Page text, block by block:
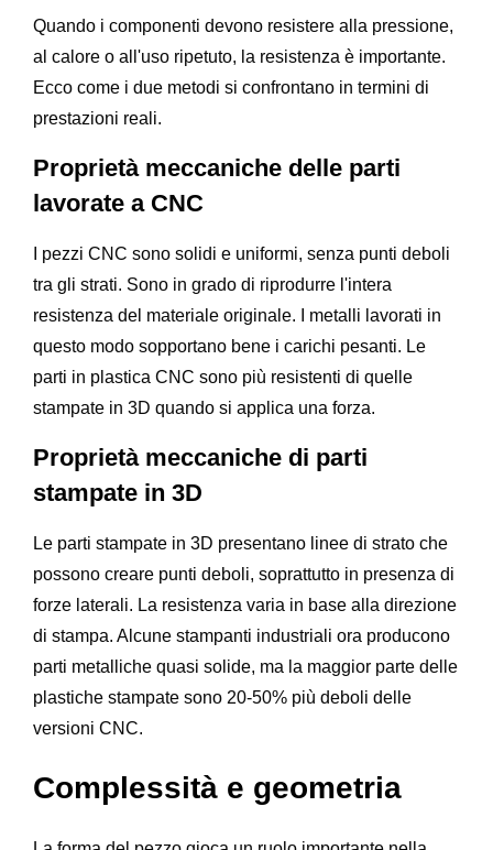
Quando i componenti devono resistere alla pressione,
al calore o all'uso ripetuto, la resistenza è importante.
Ecco come i due metodi si confrontano in termini di
prestazioni reali.
Proprietà meccaniche delle parti
lavorate a CNC
I pezzi CNC sono solidi e uniformi, senza punti deboli
tra gli strati. Sono in grado di riprodurre l'intera
resistenza del materiale originale. I metalli lavorati in
questo modo sopportano bene i carichi pesanti. Le
parti in plastica CNC sono più resistenti di quelle
stampate in 3D quando si applica una forza.
Proprietà meccaniche di parti
stampate in 3D
Le parti stampate in 3D presentano linee di strato che
possono creare punti deboli, soprattutto in presenza di
forze laterali. La resistenza varia in base alla direzione
di stampa. Alcune stampanti industriali ora producono
parti metalliche quasi solide, ma la maggior parte delle
plastiche stampate sono 20-50% più deboli delle
versioni CNC.
Complessità e geometria